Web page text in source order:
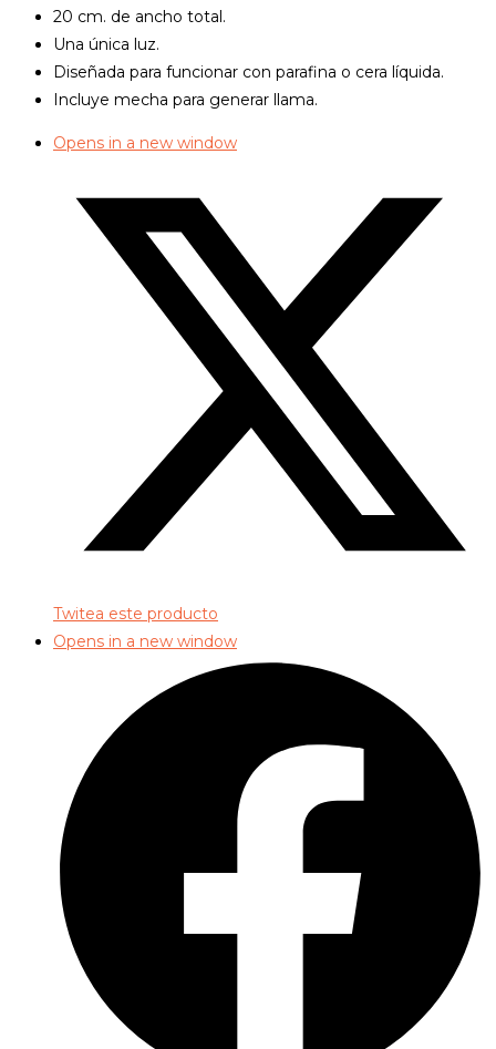
20 cm. de ancho total.
Una única luz.
Diseñada para funcionar con parafina o cera líquida.
Incluye mecha para generar llama.
Opens in a new window
Twitea este producto
Opens in a new window